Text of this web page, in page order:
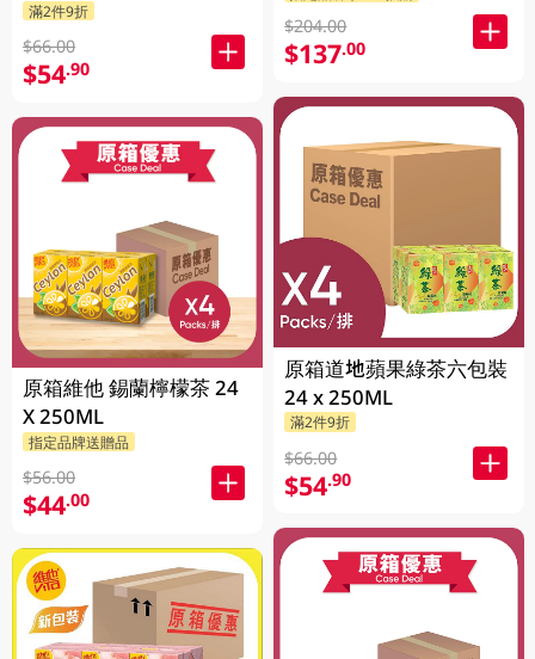
滿2件9折
$66.00
$54.90
原箱維他 錫蘭檸檬茶 24
X 250ML
指定品牌送贈品
$56.00
$44.00
$204.00
$137.00
原箱道地蘋果綠茶六包裝
24 x 250ML
滿2件9折
$66.00
$54.90